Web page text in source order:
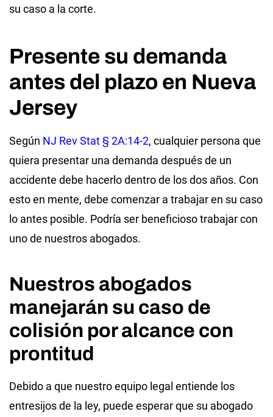
su caso a la corte.
Presente su demanda
antes del plazo en Nueva
Jersey
Según NJ Rev Stat § 2A:14-2, cualquier persona que
quiera presentar una demanda después de un
accidente debe hacerlo dentro de los dos años. Con
esto en mente, debe comenzar a trabajar en su caso
lo antes posible. Podría ser beneficioso trabajar con
uno de nuestros abogados.
Nuestros abogados
manejarán su caso de
colisión por alcance con
prontitud
Debido a que nuestro equipo legal entiende los
entresijos de la ley, puede esperar que su abogado